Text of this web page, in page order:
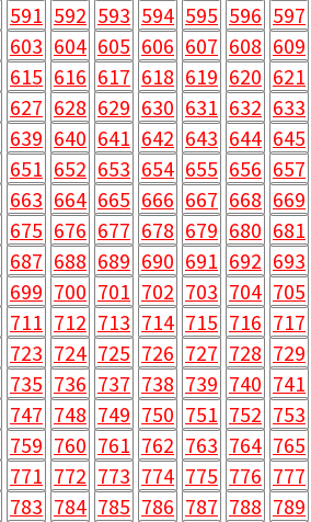
591 592 593 594 595 596 597
603 604 605 606 607 608 609
615 616 617 618 619 620 621
627 628 629 630 631 632 633
639 640 641 642 643 644 645
651 652 653 654 655 656 657
663 664 665 666 667 668 669
675 676 677 678 679 680 681
687 688 689 690 691 692 693
699 700 701 702 703 704 705
711 712 713 714 715 716 717
723 724 725 726 727 728 729
735 736 737 738 739 740 741
747 748 749 750 751 752 753
759 760 761 762 763 764 765
771 772 773 774 775 776 777
783 784 785 786 787 788 789